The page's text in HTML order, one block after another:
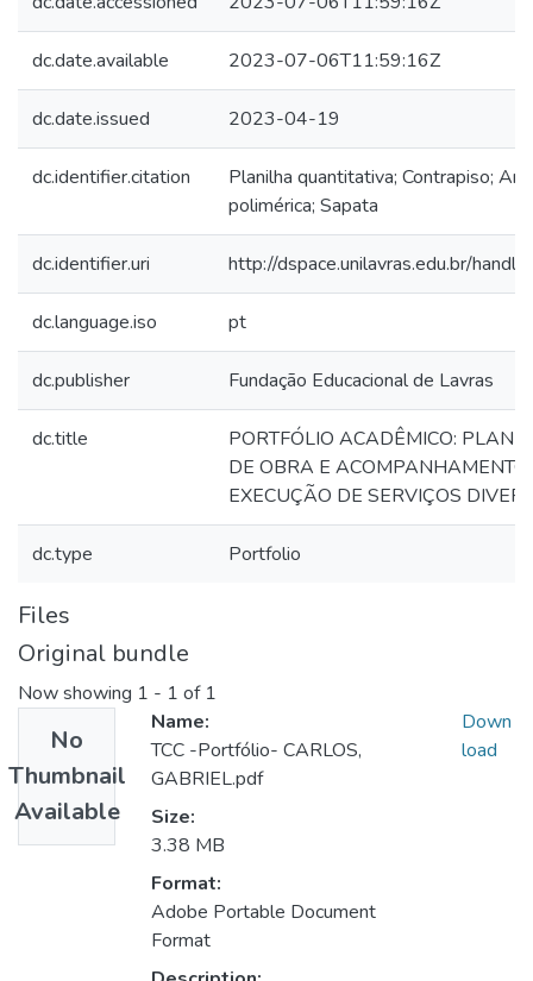
dc.date.available 2023-07-06T11:59:16Z
dc.date.issued 2023-04-19
dc.identifier.citation
Planilha quantitativa; Contrapiso;
polimérica; Sapata
dc.identifier.uri http://dspace.unilavras.edu.br/
dc.language.iso pt
dc.publisher Fundação Educacional de Lavras
dc.title
PORTFÓLIO ACADÊMICO:
DE OBRA E ACOMPANHAMENTO
EXECUÇÃO DE SERVIÇOS
dc.type Portfolio
Files
Original bundle
Now showing 1 - 1 of 1
No
Thumbnail
Available
Name:
TCC -Portfólio- CARLOS,
GABRIEL.pdf
Size:
3.38 MB
Format:
Adobe Portable Document
Format
Down
load